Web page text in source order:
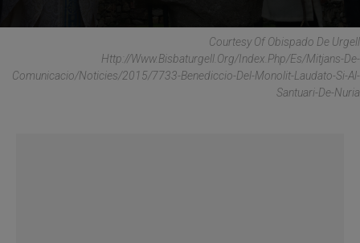
Courtesy Of Obispado De Urgell
Http://www.bisbaturgell.org/index.php/es/mitjans-De-
Comunicacio/noticies/2015/7733-Benediccio-Del-Monolit-Laudato-Si-Al-
Santuari-De-Nuria